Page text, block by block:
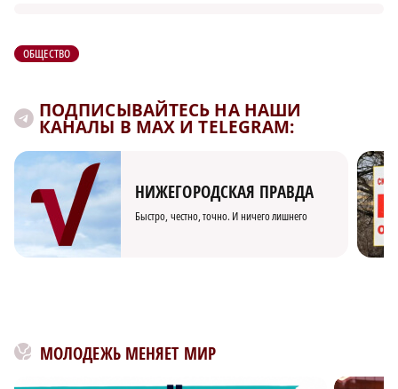
ОБЩЕСТВО
ПОДПИСЫВАЙТЕСЬ НА НАШИ
КАНАЛЫ В MAX И TELEGRAM:
НИЖЕГОРОДСКАЯ ПРАВДА
Быстро, честно, точно. И ничего лишнего
МОЛОДЕЖЬ МЕНЯЕТ МИР